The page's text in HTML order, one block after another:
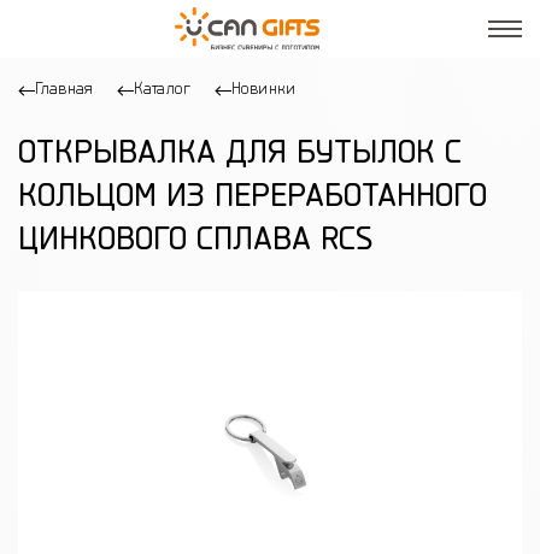
Главная Каталог Новинки
ОТКРЫВАЛКА ДЛЯ БУТЫЛОК С
КОЛЬЦОМ ИЗ ПЕРЕРАБОТАННОГО
ЦИНКОВОГО СПЛАВА RCS